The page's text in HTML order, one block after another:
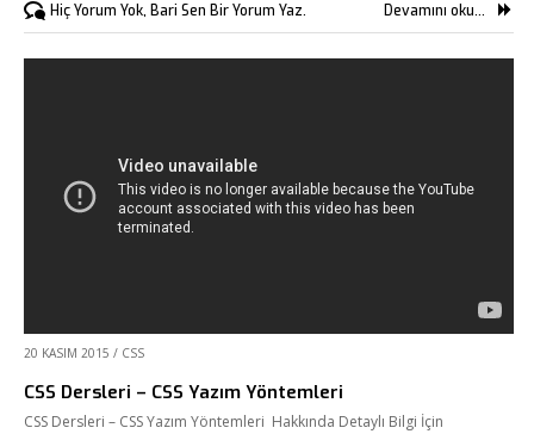
Hiç Yorum Yok, Bari Sen Bir Yorum Yaz. Devamını oku...
20 KASIM 2015 / CSS
CSS Dersleri – CSS Yazım Yöntemleri
CSS Dersleri – CSS Yazım Yöntemleri Hakkında Detaylı Bilgi İçin